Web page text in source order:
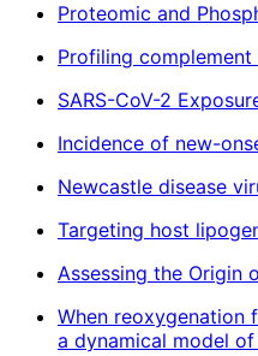
Proteomic and
Profiling
SARS-CoV-2
Incidence of new-
Newcastle disease
Targeting host
Assessing the Origin
When reoxygenation
a dynamical model